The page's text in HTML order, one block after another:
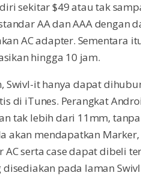
sekitar $49 atau tak
AA dan AAA dengan
AC adapter. Sementara
hingga 10 jam.
Swivl-it hanya dapat
di iTunes. Perangkat
tak lebih dari 11mm,
akan mendapatkan
AC serta case dapat dibeli
pada laman